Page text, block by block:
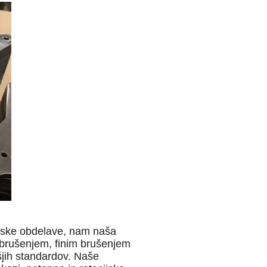
obdelave, nam naša
finim brušenjem
standardov. Naše